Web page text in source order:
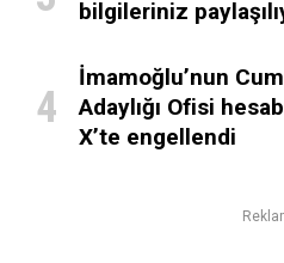
bilgileriniz
İmamoğlu’nun
Adaylığı Ofisi
X’te engellendi